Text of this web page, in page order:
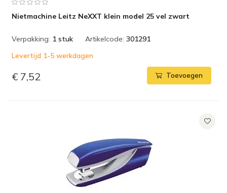
Nietmachine Leitz NeXXT klein model 25 vel zwart
Verpakking: 1 stuk Artikelcode: 301291
Levertijd 1-5 werkdagen
€ 7,52 Toevoegen